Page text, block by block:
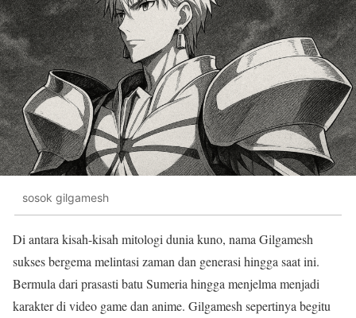
sosok gilgamesh
Di antara kisah-kisah mitologi dunia kuno, nama Gilgamesh
sukses bergema melintasi zaman dan generasi hingga saat ini.
Bermula dari prasasti batu Sumeria hingga menjelma menjadi
karakter di video game dan anime. Gilgamesh sepertinya begitu